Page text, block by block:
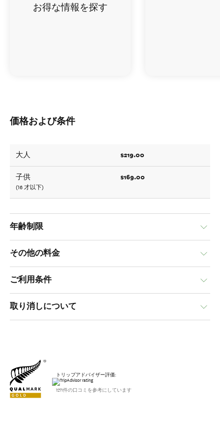
価格および条件
大人 $219.00
子供
(16 才以下)
$169.00
年齢制限
その他の料金
ご利用条件
取り消しについて
トリップアドバイザー評価:
1271件の口コミを参考にしています
お得な情報を探す